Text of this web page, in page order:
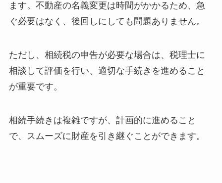
ます。不動産の名義変更は時間がかかるため、急
ぐ必要はなく、後回しにしても問題ありません。
ただし、相続税の申告が必要な場合は、税理士に
相談して評価を行い、適切な手続きを進めること
が重要です。
相続手続きは複雑ですが、計画的に進めること
で、スムーズに財産を引き継ぐことができます。